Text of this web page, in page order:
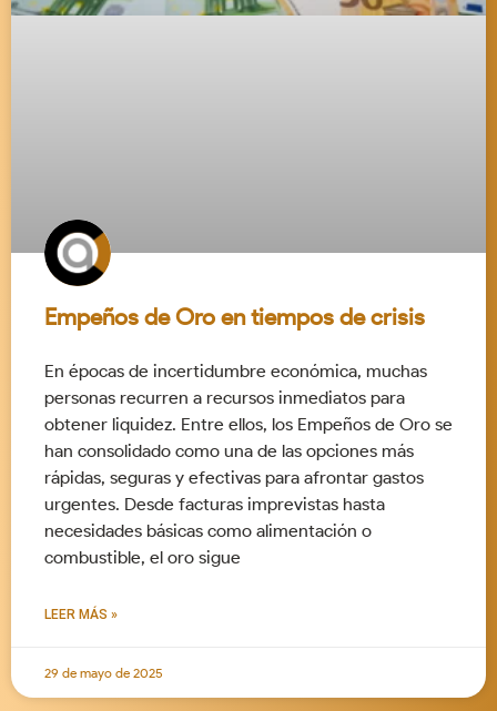
Empeños de Oro en tiempos de crisis
En épocas de incertidumbre económica, muchas
personas recurren a recursos inmediatos para
obtener liquidez. Entre ellos, los Empeños de Oro se
han consolidado como una de las opciones más
rápidas, seguras y efectivas para afrontar gastos
urgentes. Desde facturas imprevistas hasta
necesidades básicas como alimentación o
combustible, el oro sigue
LEER MÁS »
29 de mayo de 2025